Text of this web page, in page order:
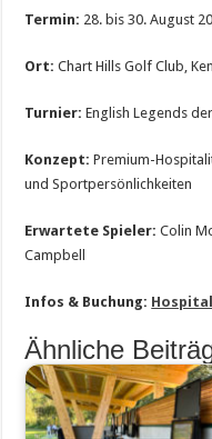
Termin: 28. bis 30. August
Ort: Chart Hills Golf Club,
Turnier: English Legends
Konzept: Premium-
und Sportpersönlichkeiten
Erwartete Spieler: Colin
Campbell
Infos & Buchung:
Ähnliche